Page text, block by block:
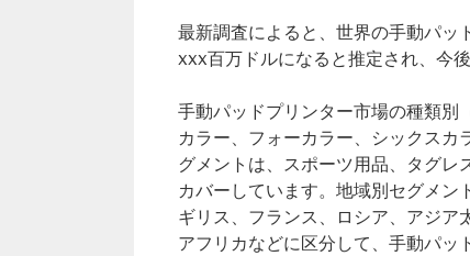
最新調査によると、世界の手動パ
xxx百万ドルになると推定され、今
手動パッドプリンター市場の種類別
カラー、フォーカラー、シックス
グメントは、スポーツ用品、タグレ
カバーしています。地域別セグメン
ギリス、フランス、ロシア、アジア
アフリカなどに区分して、手動パッ